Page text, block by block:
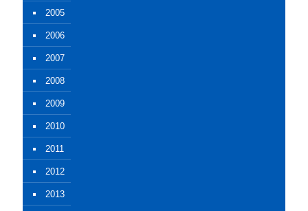
2005
2006
2007
2008
2009
2010
2011
2012
2013